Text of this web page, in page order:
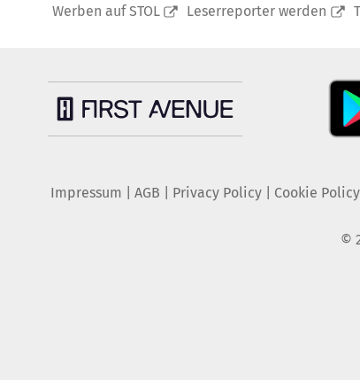
Werben auf STOL Leserreporter werden
Impressum AGB Privacy Policy| Cookie Policy
©